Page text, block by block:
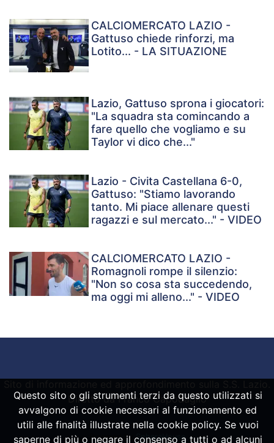
CALCIOMERCATO LAZIO -
Gattuso chiede rinforzi, ma
Lotito... - LA SITUAZIONE
Lazio, Gattuso sprona i giocatori:
"La squadra sta comincando a
fare quello che vogliamo e su
Taylor vi dico che..."
Lazio - Civita Castellana 6-0,
Gattuso: "Stiamo lavorando
tanto. Mi piace allenare questi
ragazzi e sul mercato..." - VIDEO
CALCIOMERCATO LAZIO -
Romagnoli rompe il silenzio:
"Non so cosa sta succedendo,
ma oggi mi alleno..." - VIDEO
Diretto da Franco Capodaglio
Powered bySpheraHouse
Questo sito o gli strumenti terzi da questo utilizzati si
avvalgono di cookie necessari al funzionamento ed
utili alle finalità illustrate nella cookie policy. Se vuoi
saperne di più o negare il consenso a tutti o ad alcuni